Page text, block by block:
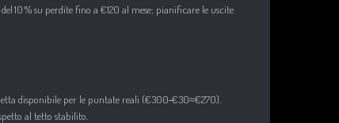
10 % su perdite fino a €120 al mese; pianificare le uscite
disponibile per le puntate reali (€300‑€30≈€270).
al tetto stabilito.